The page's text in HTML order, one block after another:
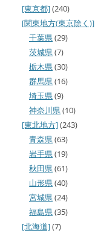
[東京都](240)
[関東地方(東京除く)]
千葉県(29)
茨城県(7)
栃木県(30)
群馬県(16)
埼玉県(9)
神奈川県(10)
[東北地方](243)
青森県(63)
岩手県(19)
秋田県(61)
山形県(40)
宮城県(24)
福島県(35)
[北海道](7)